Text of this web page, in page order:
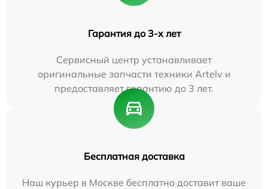
Гарантия до 3-х лет
Сервисный центр устанавливает
оригинальные запчасти техники Artelv и
предоставляет гарантию до 3 лет.
Бесплатная доставка
Наш курьер в Москве бесплатно доставит ваше